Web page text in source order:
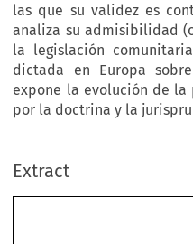
las que su validez es
analiza su admisibilidad
la legislación
dictada en Europa
expone la evolución de
por la doctrina y la
Extract